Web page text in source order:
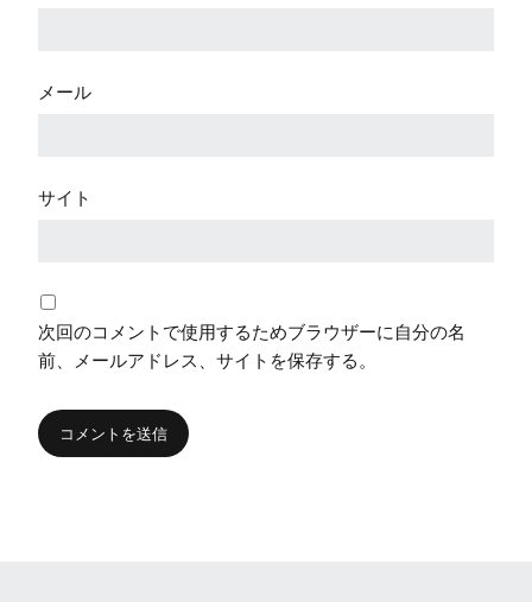
メール
サイト
次回のコメントで使用するためブラウザーに自分の名
前、メールアドレス、サイトを保存する。